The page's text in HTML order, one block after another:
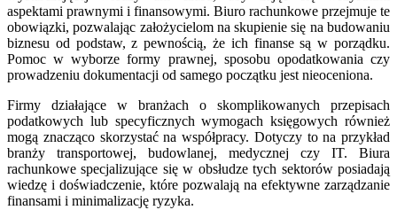
aspektami prawnymi i finansowymi. Biuro rachunkowe przejmuje te
obowiązki, pozwalając założycielom na skupienie się na budowaniu
biznesu od podstaw, z pewnością, że ich finanse są w porządku.
Pomoc w wyborze formy prawnej, sposobu opodatkowania czy
prowadzeniu dokumentacji od samego początku jest nieoceniona.
Firmy działające w branżach o skomplikowanych przepisach
podatkowych lub specyficznych wymogach księgowych również
mogą znacząco skorzystać na współpracy. Dotyczy to na przykład
branży transportowej, budowlanej, medycznej czy IT. Biura
rachunkowe specjalizujące się w obsłudze tych sektorów posiadają
wiedzę i doświadczenie, które pozwalają na efektywne zarządzanie
finansami i minimalizację ryzyka.